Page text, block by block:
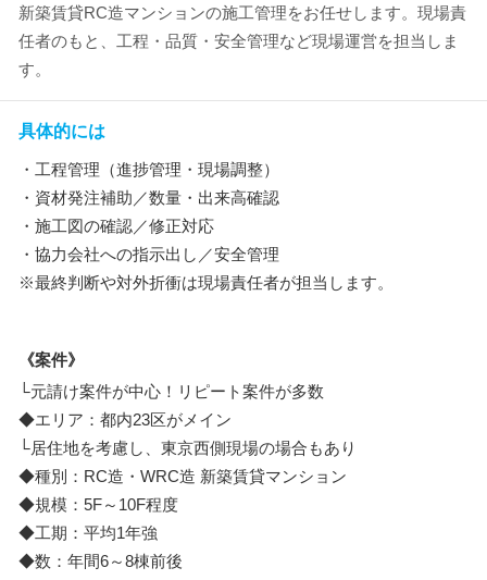
新築賃貸RC造マンションの施工管理をお任せします。現場責
任者のもと、工程・品質・安全管理など現場運営を担当しま
す。
具体的には
・工程管理（進捗管理・現場調整）
・資材発注補助／数量・出来高確認
・施工図の確認／修正対応
・協力会社への指示出し／安全管理
※最終判断や対外折衝は現場責任者が担当します。
《案件》
└元請け案件が中心！リピート案件が多数
◆エリア：都内23区がメイン
└居住地を考慮し、東京西側現場の場合もあり
◆種別：RC造・WRC造 新築賃貸マンション
◆規模：5F～10F程度
◆工期：平均1年強
◆数：年間6～8棟前後